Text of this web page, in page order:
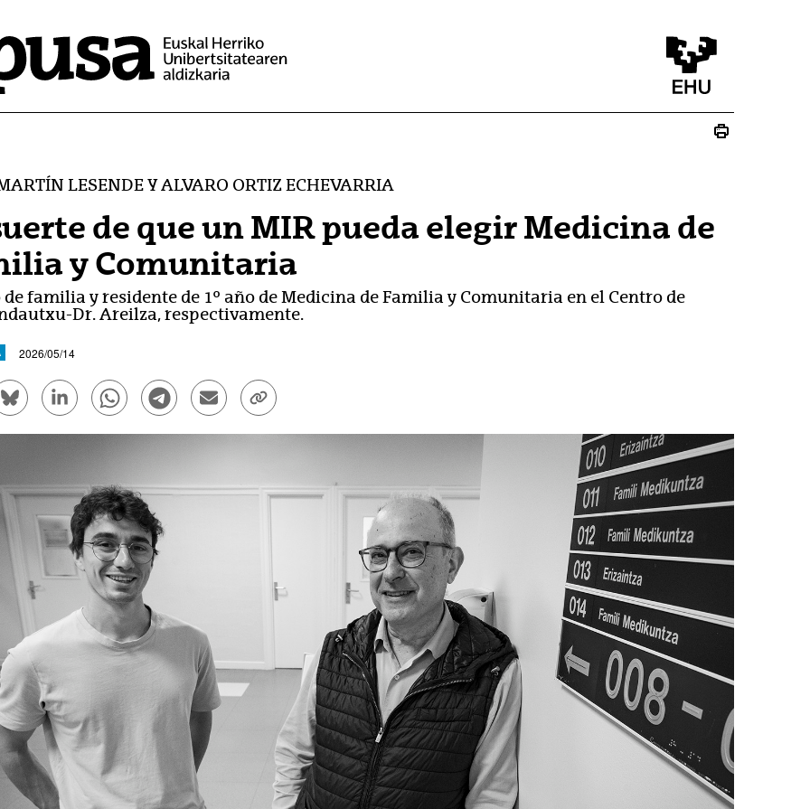
LESENDE Y ALVARO ORTIZ ECHEVARRIA
de que un MIR pueda elegir Medicina de
y Comunitaria
familia y residente de 1º año de Medicina de Familia y Comunitaria en el Centro de
Dr. Areilza, respectivamente.
2026/05/14
bidez partekatu - (Beste leiho bat zabalduko du)
Bluesky bidez partekatu - (Beste leiho bat zabalduko du)
Linkedin bidez partekatu - (Beste leiho bat zabalduko du)
Whatsapp bidez partekatu - (Beste leiho bat zabalduko du)
Telegram bidez partekatu - (Beste leiho bat zabalduko du)
Bidali mezu elektroniko bidez - (Beste leiho bat zabalduko du)
Esteka kopiatu - (Beste leiho bat zabalduko du)